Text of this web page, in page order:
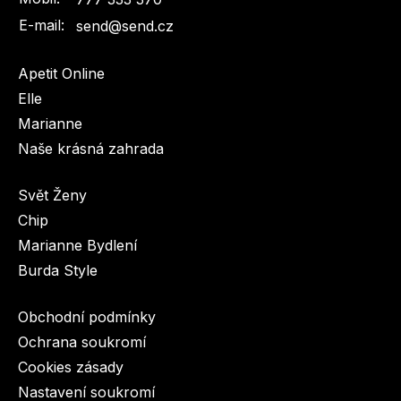
E-mail:
send@send.cz
Apetit Online
Elle
Marianne
Naše krásná zahrada
Svět Ženy
Chip
Marianne Bydlení
Burda Style
Obchodní podmínky
Ochrana soukromí
Cookies zásady
Nastavení soukromí